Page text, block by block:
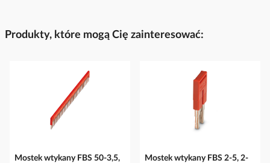
Produkty, które mogą Cię zainteresować:
Mostek wtykany FBS 50-3,5,
Mostek wtykany FBS 2-5, 2-